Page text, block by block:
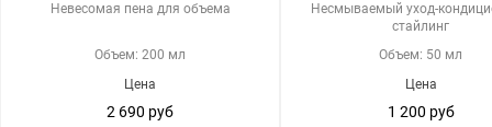
Невесомая пена для объема
Объем: 200 мл
Цена
2 690 руб
Несмываемый уход-
стайлинг
Объем: 50 мл
Цена
1 200 руб